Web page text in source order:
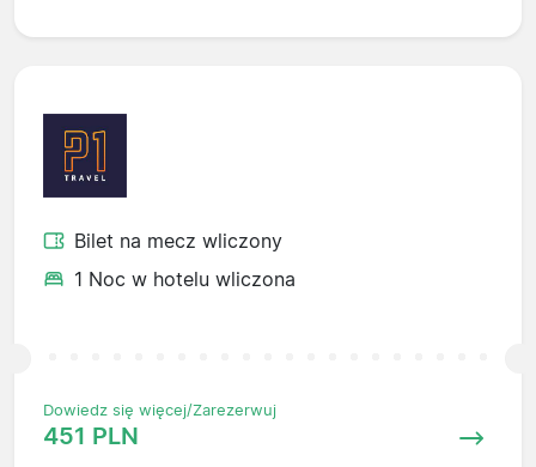
Bilet na mecz wliczony
1 Noc w hotelu wliczona
Dowiedz się więcej/Zarezerwuj
451 PLN